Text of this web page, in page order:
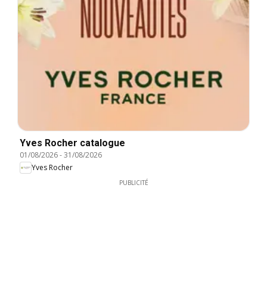
Yves Rocher catalogue
01/08/2026-31/08/2026
Yves Rocher
PUBLICITÉ